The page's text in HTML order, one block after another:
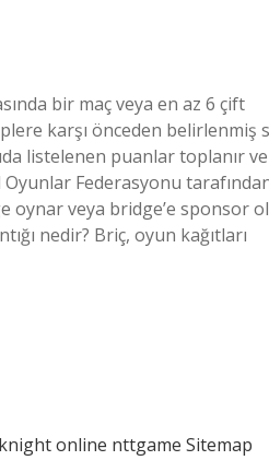
bir maç veya en az 6 çift
karşı önceden belirlenmiş
listelenen puanlar toplanır
Federasyonu
oynar veya bridge’e sponsor
nedir? Briç, oyun kağıtları
knight online nttgame Sitemap